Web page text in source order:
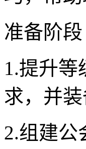
准备阶段
1.提升等
求，并
2.组建公